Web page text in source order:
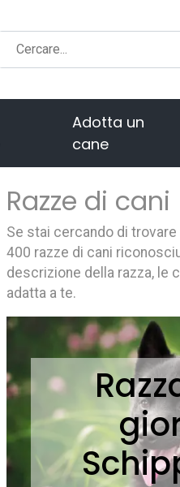
Adotta un
cane
Razze di cani
Se stai cercando di
400 razze di cani
descrizione della razza, le
adatta a te.